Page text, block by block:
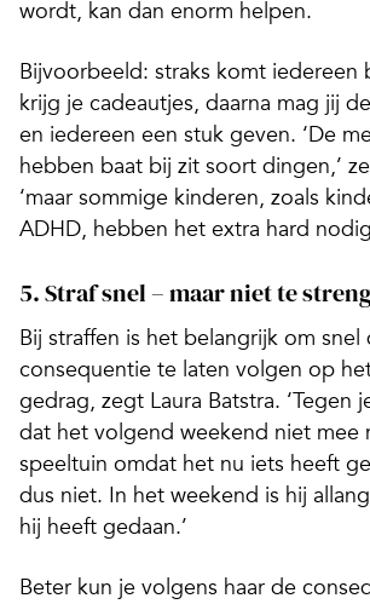
wordt, kan dan enorm helpen.
Bijvoorbeeld: straks komt iedereen
krijg je cadeautjes, daarna mag jij
en iedereen een stuk geven. ‘De
hebben baat bij zit soort dingen,’
‘maar sommige kinderen, zoals
ADHD, hebben het extra hard
5. Straf snel – maar niet te
Bij straffen is het belangrijk om snel
consequentie te laten volgen op
gedrag, zegt Laura Batstra. ‘Tegen
dat het volgend weekend niet mee
speeltuin omdat het nu iets heeft
dus niet. In het weekend is hij
hij heeft gedaan.’
Beter kun je volgens haar de